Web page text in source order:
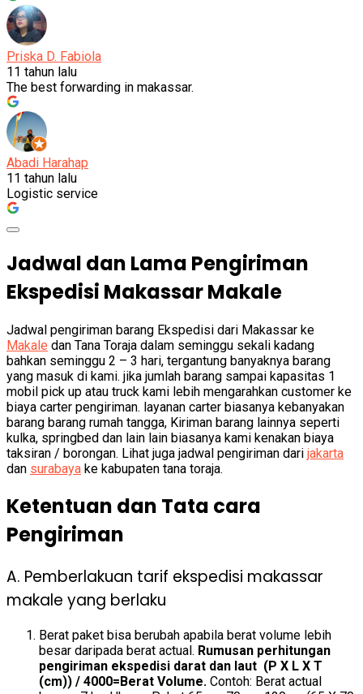
Priska D. Fabiola
11 tahun lalu
The best forwarding in makassar.
Abadi Harahap
11 tahun lalu
Logistic service
Jadwal dan Lama Pengiriman
Ekspedisi Makassar Makale
Jadwal pengiriman barang Ekspedisi dari Makassar ke
Makale dan Tana Toraja dalam seminggu sekali kadang
bahkan seminggu 2 – 3 hari, tergantung banyaknya barang
yang masuk di kami. jika jumlah barang sampai kapasitas 1
mobil pick up atau truck kami lebih mengarahkan customer ke
biaya carter pengiriman. layanan carter biasanya kebanyakan
barang barang rumah tangga, Kiriman barang lainnya seperti
kulka, springbed dan lain lain biasanya kami kenakan biaya
taksiran / borongan. Lihat juga jadwal pengiriman dari jakarta
dan surabaya ke kabupaten tana toraja.
Ketentuan dan Tata cara
Pengiriman
A. Pemberlakuan tarif ekspedisi makassar
makale yang berlaku
Berat paket bisa berubah apabila berat volume lebih
besar daripada berat actual. Rumusan perhitungan
pengiriman ekspedisi darat dan laut (P X L X T
(cm)) / 4000=Berat Volume. Contoh: Berat actual